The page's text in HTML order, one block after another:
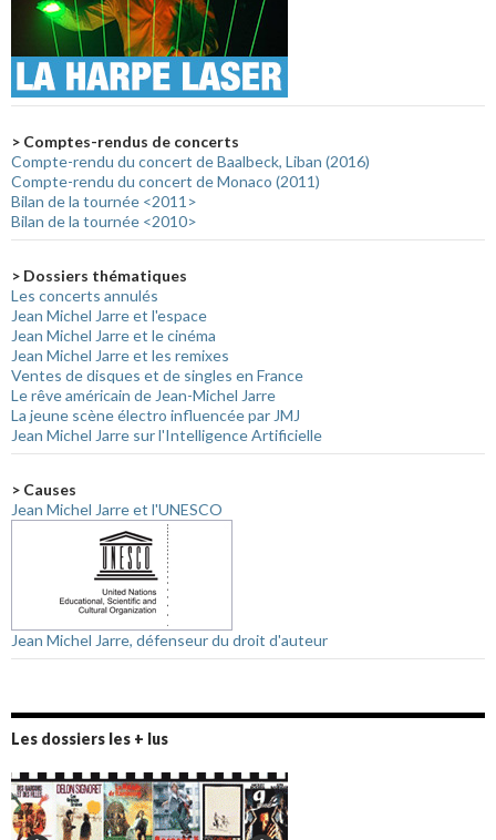
> Comptes-rendus de concerts
Compte-rendu du concert de Baalbeck, Liban (2016)
Compte-rendu du concert de Monaco (2011)
Bilan de la tournée <2011>
Bilan de la tournée <2010>
> Dossiers thématiques
Les concerts annulés
Jean Michel Jarre et l'espace
Jean Michel Jarre et le cinéma
Jean Michel Jarre et les remixes
Ventes de disques et de singles en France
Le rêve américain de Jean-Michel Jarre
La jeune scène électro influencée par JMJ
Jean Michel Jarre sur l'Intelligence Artificielle
> Causes
Jean Michel Jarre et l'UNESCO
Jean Michel Jarre, défenseur du droit d'auteur
Les dossiers les + lus